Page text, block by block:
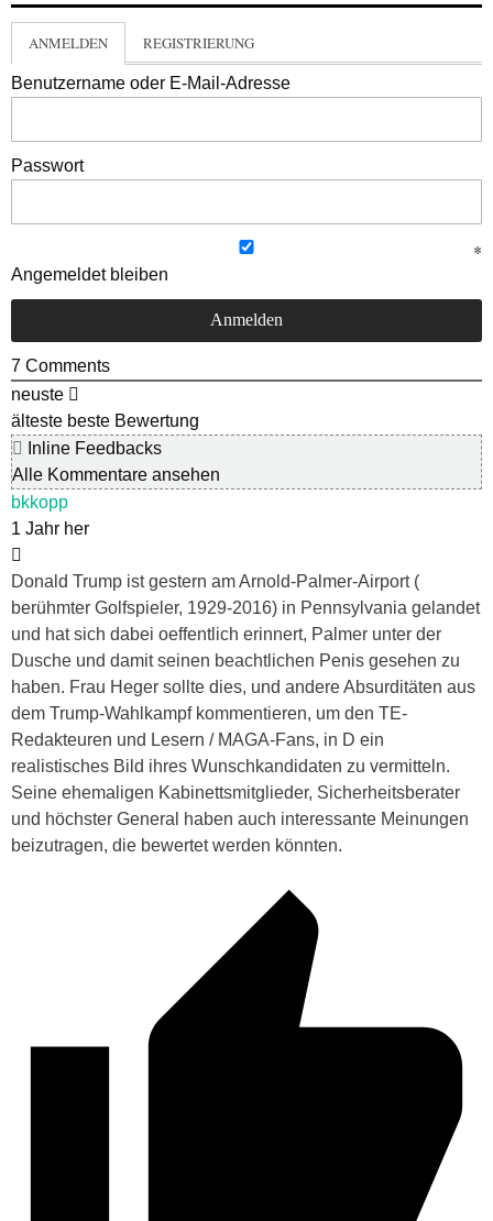
ANMELDEN REGISTRIERUNG
Benutzername oder E-Mail-Adresse
Passwort
Angemeldet bleiben
7 Comments
neuste
älteste beste Bewertung
Inline Feedbacks
Alle Kommentare ansehen
bkkopp
1 Jahr her
Donald Trump ist gestern am Arnold-Palmer-Airport (
berühmter Golfspieler, 1929-2016) in Pennsylvania gelandet
und hat sich dabei oeffentlich erinnert, Palmer unter der
Dusche und damit seinen beachtlichen Penis gesehen zu
haben. Frau Heger sollte dies, und andere Absurditäten aus
dem Trump-Wahlkampf kommentieren, um den TE-
Redakteuren und Lesern / MAGA-Fans, in D ein
realistisches Bild ihres Wunschkandidaten zu vermitteln.
Seine ehemaligen Kabinettsmitglieder, Sicherheitsberater
und höchster General haben auch interessante Meinungen
beizutragen, die bewertet werden könnten.